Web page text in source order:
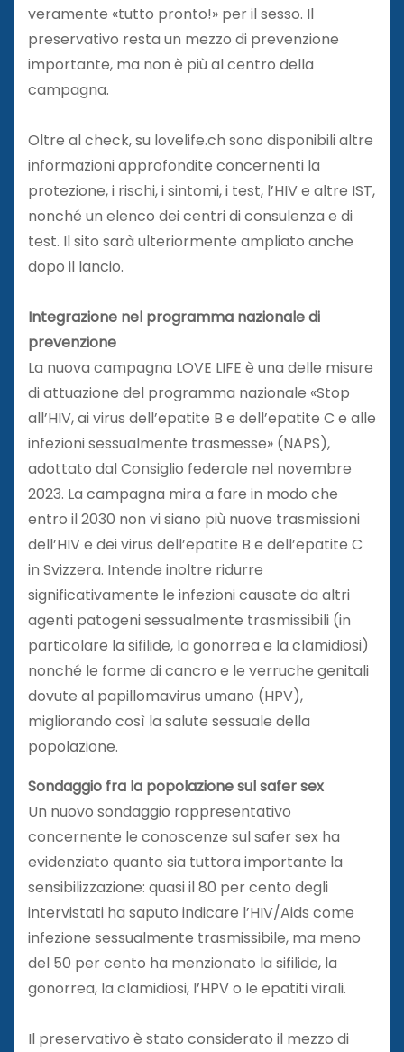
veramente «tutto pronto!» per il sesso. Il
preservativo resta un mezzo di prevenzione
importante, ma non è più al centro della
campagna.
Oltre al check, su lovelife.ch sono disponibili altre
informazioni approfondite concernenti la
protezione, i rischi, i sintomi, i test, l’HIV e altre IST,
nonché un elenco dei centri di consulenza e di
test. Il sito sarà ulteriormente ampliato anche
dopo il lancio.
Integrazione nel programma nazionale di
prevenzione
La nuova campagna LOVE LIFE è una delle misure
di attuazione del programma nazionale «Stop
all’HIV, ai virus dell’epatite B e dell’epatite C e alle
infezioni sessualmente trasmesse» (NAPS),
adottato dal Consiglio federale nel novembre
2023. La campagna mira a fare in modo che
entro il 2030 non vi siano più nuove trasmissioni
dell’HIV e dei virus dell’epatite B e dell’epatite C
in Svizzera. Intende inoltre ridurre
significativamente le infezioni causate da altri
agenti patogeni sessualmente trasmissibili (in
particolare la sifilide, la gonorrea e la clamidiosi)
nonché le forme di cancro e le verruche genitali
dovute al papillomavirus umano (HPV),
migliorando così la salute sessuale della
popolazione.
Sondaggio fra la popolazione sul safer sex
Un nuovo sondaggio rappresentativo
concernente le conoscenze sul safer sex ha
evidenziato quanto sia tuttora importante la
sensibilizzazione: quasi il 80 per cento degli
intervistati ha saputo indicare l’HIV/Aids come
infezione sessualmente trasmissibile, ma meno
del 50 per cento ha menzionato la sifilide, la
gonorrea, la clamidiosi, l’HPV o le epatiti virali.
Il preservativo è stato considerato il mezzo di